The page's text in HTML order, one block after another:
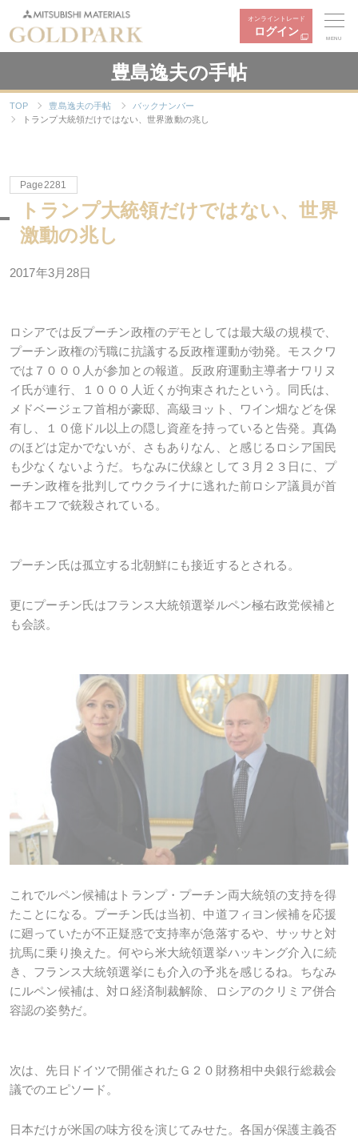
オンライントレード
ログイン
MENU
豊島逸夫の手帖
TOP 豊島逸夫の手帖
バックナンバー
トランプ大統領だけではない、世界激動の兆し
Page2281
トランプ大統領だけではない、世界
激動の兆し
2017年3月28日
ロシアでは反プーチン政権のデモとしては最大級の規模で、
プーチン政権の汚職に抗議する反政権運動が勃発。モスクワ
では７０００人が参加との報道。反政府運動主導者ナワリヌ
イ氏が連行、１０００人近くが拘束されたという。同氏は、
メドベージェフ首相が豪邸、高級ヨット、ワイン畑などを保
有し、１０億ドル以上の隠し資産を持っていると告発。真偽
のほどは定かでないが、さもありなん、と感じるロシア国民
も少なくないようだ。ちなみに伏線として３月２３日に、プ
ーチン政権を批判してウクライナに逃れた前ロシア議員が首
都キエフで銃殺されている。
プーチン氏は孤立する北朝鮮にも接近するとされる。
更にプーチン氏はフランス大統領選挙ルペン極右政党候補と
も会談。
これでルペン候補はトランプ・プーチン両大統領の支持を得
たことになる。プーチン氏は当初、中道フィヨン候補を応援
に廻っていたが不正疑惑で支持率が急落するや、サッサと対
抗馬に乗り換えた。何やら米大統領選挙ハッキング介入に続
き、フランス大統領選挙にも介入の予兆を感じるね。ちなみ
にルペン候補は、対ロ経済制裁解除、ロシアのクリミア併合
容認の姿勢だ。
次は、先日ドイツで開催されたＧ２０財務相中央銀行総裁会
議でのエピソード。
日本だけが米国の味方役を演じてみせた。各国が保護主義否